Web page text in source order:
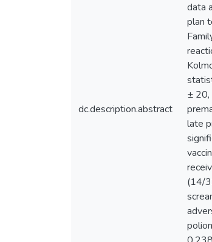
dc.description.abstract
data
plan
± 20,
late
(14/